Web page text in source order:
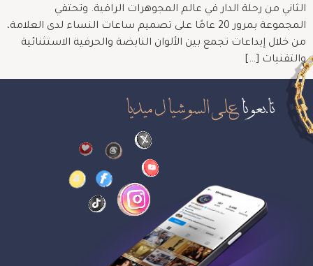
الثاني من رحلة الدار في عالم المجوهرات الراقية. وتحتفي
المجموعة بمرور 20 عامًا على تصميم ساعات النساء لدى العلامة،
من خلال إبداعات تجمع بين الألوان النابضة والحرفية الاستثنائية
والتقنيات […]
تابعوناعلى السوشيال ميديا